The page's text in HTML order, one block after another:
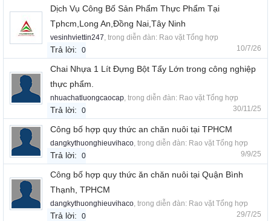
Dịch Vụ Công Bố Sản Phẩm Thực Phẩm Tại
Tphcm,Long An,Đồng Nai,Tây Ninh
vesinhviettin247, trong diễn đàn: Rao vặt Tổng hợp
Trả lời: 0 10/7/26
Chai Nhựa 1 Lít Đựng Bột Tẩy Lớn trong công nghiệp
thực phẩm.
nhuachatluongcaocap, trong diễn đàn: Rao vặt Tổng hợp
Trả lời: 0 30/11/25
Công bố hợp quy thức an chăn nuôi tại TPHCM
dangkythuonghieuvihaco, trong diễn đàn: Rao vặt Tổng hợp
Trả lời: 0 9/9/25
Công bố hợp quy thức ăn chăn nuôi tại Quận Bình
Thạnh, TPHCM
dangkythuonghieuvihaco, trong diễn đàn: Rao vặt Tổng hợp
Trả lời: 0 29/7/25